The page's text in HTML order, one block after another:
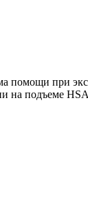
помощи при
на подъеме